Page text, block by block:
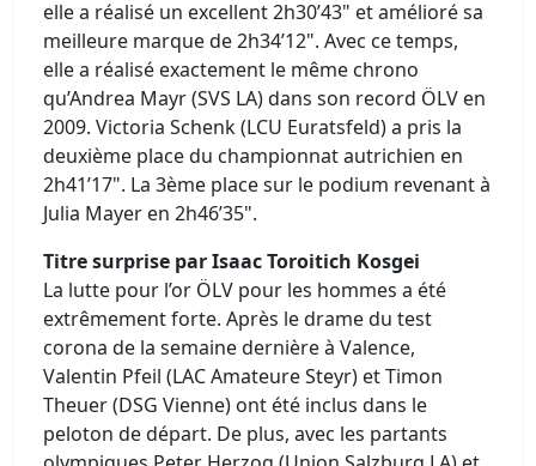
elle a réalisé un excellent 2h30’43" et amélioré sa
meilleure marque de 2h34’12". Avec ce temps,
elle a réalisé exactement le même chrono
qu’Andrea Mayr (SVS LA) dans son record ÖLV en
2009. Victoria Schenk (LCU Euratsfeld) a pris la
deuxième place du championnat autrichien en
2h41’17". La 3ème place sur le podium revenant à
Julia Mayer en 2h46’35".
Titre surprise par Isaac Toroitich Kosgei
La lutte pour l’or ÖLV pour les hommes a été
extrêmement forte. Après le drame du test
corona de la semaine dernière à Valence,
Valentin Pfeil (LAC Amateure Steyr) et Timon
Theuer (DSG Vienne) ont été inclus dans le
peloton de départ. De plus, avec les partants